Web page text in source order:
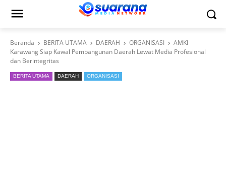
Beranda BERITA UTAMA DAERAH ORGANISASI
AMKI
Karawang Siap Kawal Pembangunan Daerah Lewat Media Profesional
dan Berintegritas
BERITA UTAMA DAERAH ORGANISASI